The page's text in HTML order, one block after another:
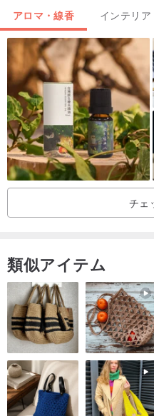
バランスよく﹙ホワイト﹚
たくさんの桃の花﹙PINK﹚_Be
脳力が最大化﹙パープル﹚_Be
高貴な人は決して物事を忘れな
﹙GREEN﹚
﹝8 種類の天然単一エッセンシ
だけの調香師になりましょう﹞
コメントにお気に入りの香り
場合は、ご希望に合わせて手配
①ラベンダー﹙ラベンダー﹚
②ベルガモット﹙ベルガモット
③レモン﹙レモン﹚
アロマ・線香 インテリア
チェ
類似アイテム